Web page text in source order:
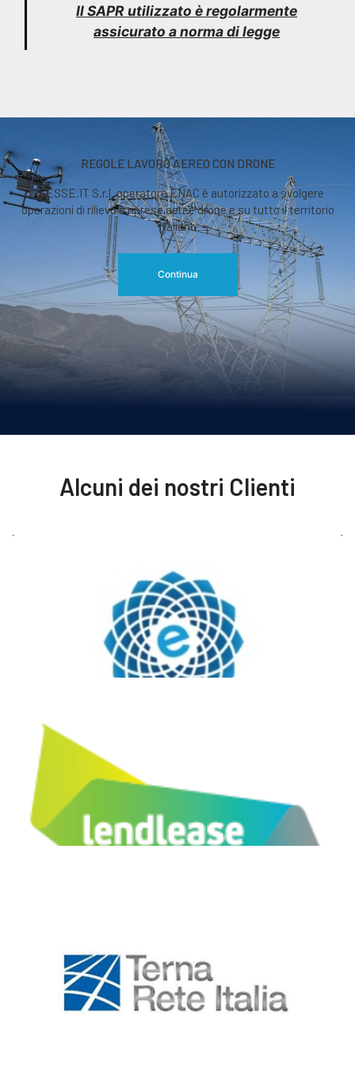
Il SAPR utilizzato è regolarmente
assicurato a norma di legge
REGOLE LAVORO AEREO CON DRONE
RGESSE.IT S.r.l. operatore ENAC è autorizzato a svolgere
operazioni di rilievo o riprese aeree drone e su tutto il territorio
italiano
Continua
Alcuni dei nostri Clienti